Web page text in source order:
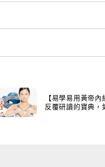
院校學生、外國中醫愛好者
【易學易用黃帝
反覆研讀的寶典，